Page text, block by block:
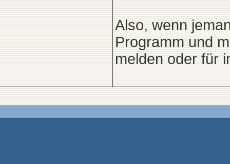
Also, wenn
Programm und
melden oder für